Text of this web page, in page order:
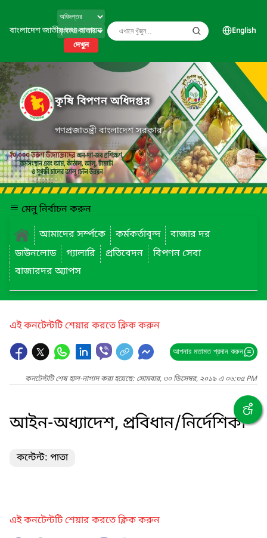
বাংলাদেশ জাতীয় তথ্য বাতায়ন
দেখুন
English
কৃষি বিপণন অধিদপ্তর
গণপ্রজাতন্ত্রী বাংলাদেশ সরকার
মেনু নির্বাচন করুন
আমাদের সর্ম্পকে
কর্মকর্তাবৃন্দ
বাজার দর
ডাউনলোড
গ্যালারি প্রতিবেদন
বিপণন সেবা
বাজারদর অ্যাপস
এই কনটেন্টটি শেয়ার করতে ক্লিক করুন
আপনার মতামত প্রদান করুন
কনটেন্টটি শেষ হাল-নাগাদ করা হয়েছে: সোমবার, ৩০ ডিসেম্বর, ২০১৯ এ ০৬:৩৫ PM
আইন-অধ্যাদেশ, প্রবিধান/নির্দেশিকা
কন্টেন্ট: পাতা
এই কনটেন্টটি শেয়ার করতে ক্লিক করুন